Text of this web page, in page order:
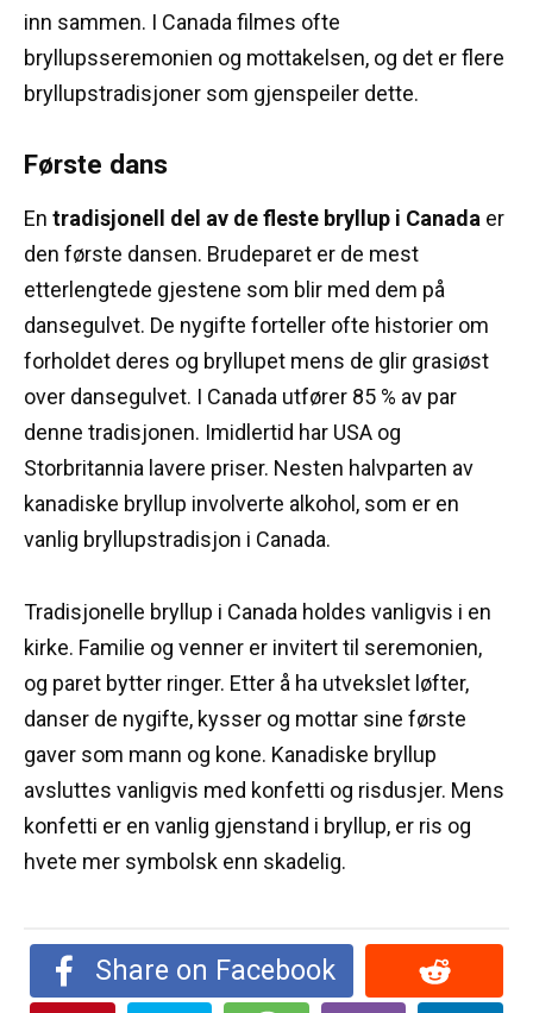
inn sammen. I Canada filmes ofte
bryllupsseremonien og mottakelsen, og det er flere
bryllupstradisjoner som gjenspeiler dette.
Første dans
En tradisjonell del av de fleste bryllup i Canada er
den første dansen. Brudeparet er de mest
etterlengtede gjestene som blir med dem på
dansegulvet. De nygifte forteller ofte historier om
forholdet deres og bryllupet mens de glir grasiøst
over dansegulvet. I Canada utfører 85 % av par
denne tradisjonen. Imidlertid har USA og
Storbritannia lavere priser. Nesten halvparten av
kanadiske bryllup involverte alkohol, som er en
vanlig bryllupstradisjon i Canada.
Tradisjonelle bryllup i Canada holdes vanligvis i en
kirke. Familie og venner er invitert til seremonien,
og paret bytter ringer. Etter å ha utvekslet løfter,
danser de nygifte, kysser og mottar sine første
gaver som mann og kone. Kanadiske bryllup
avsluttes vanligvis med konfetti og risdusjer. Mens
konfetti er en vanlig gjenstand i bryllup, er ris og
hvete mer symbolsk enn skadelig.
Share on Facebook